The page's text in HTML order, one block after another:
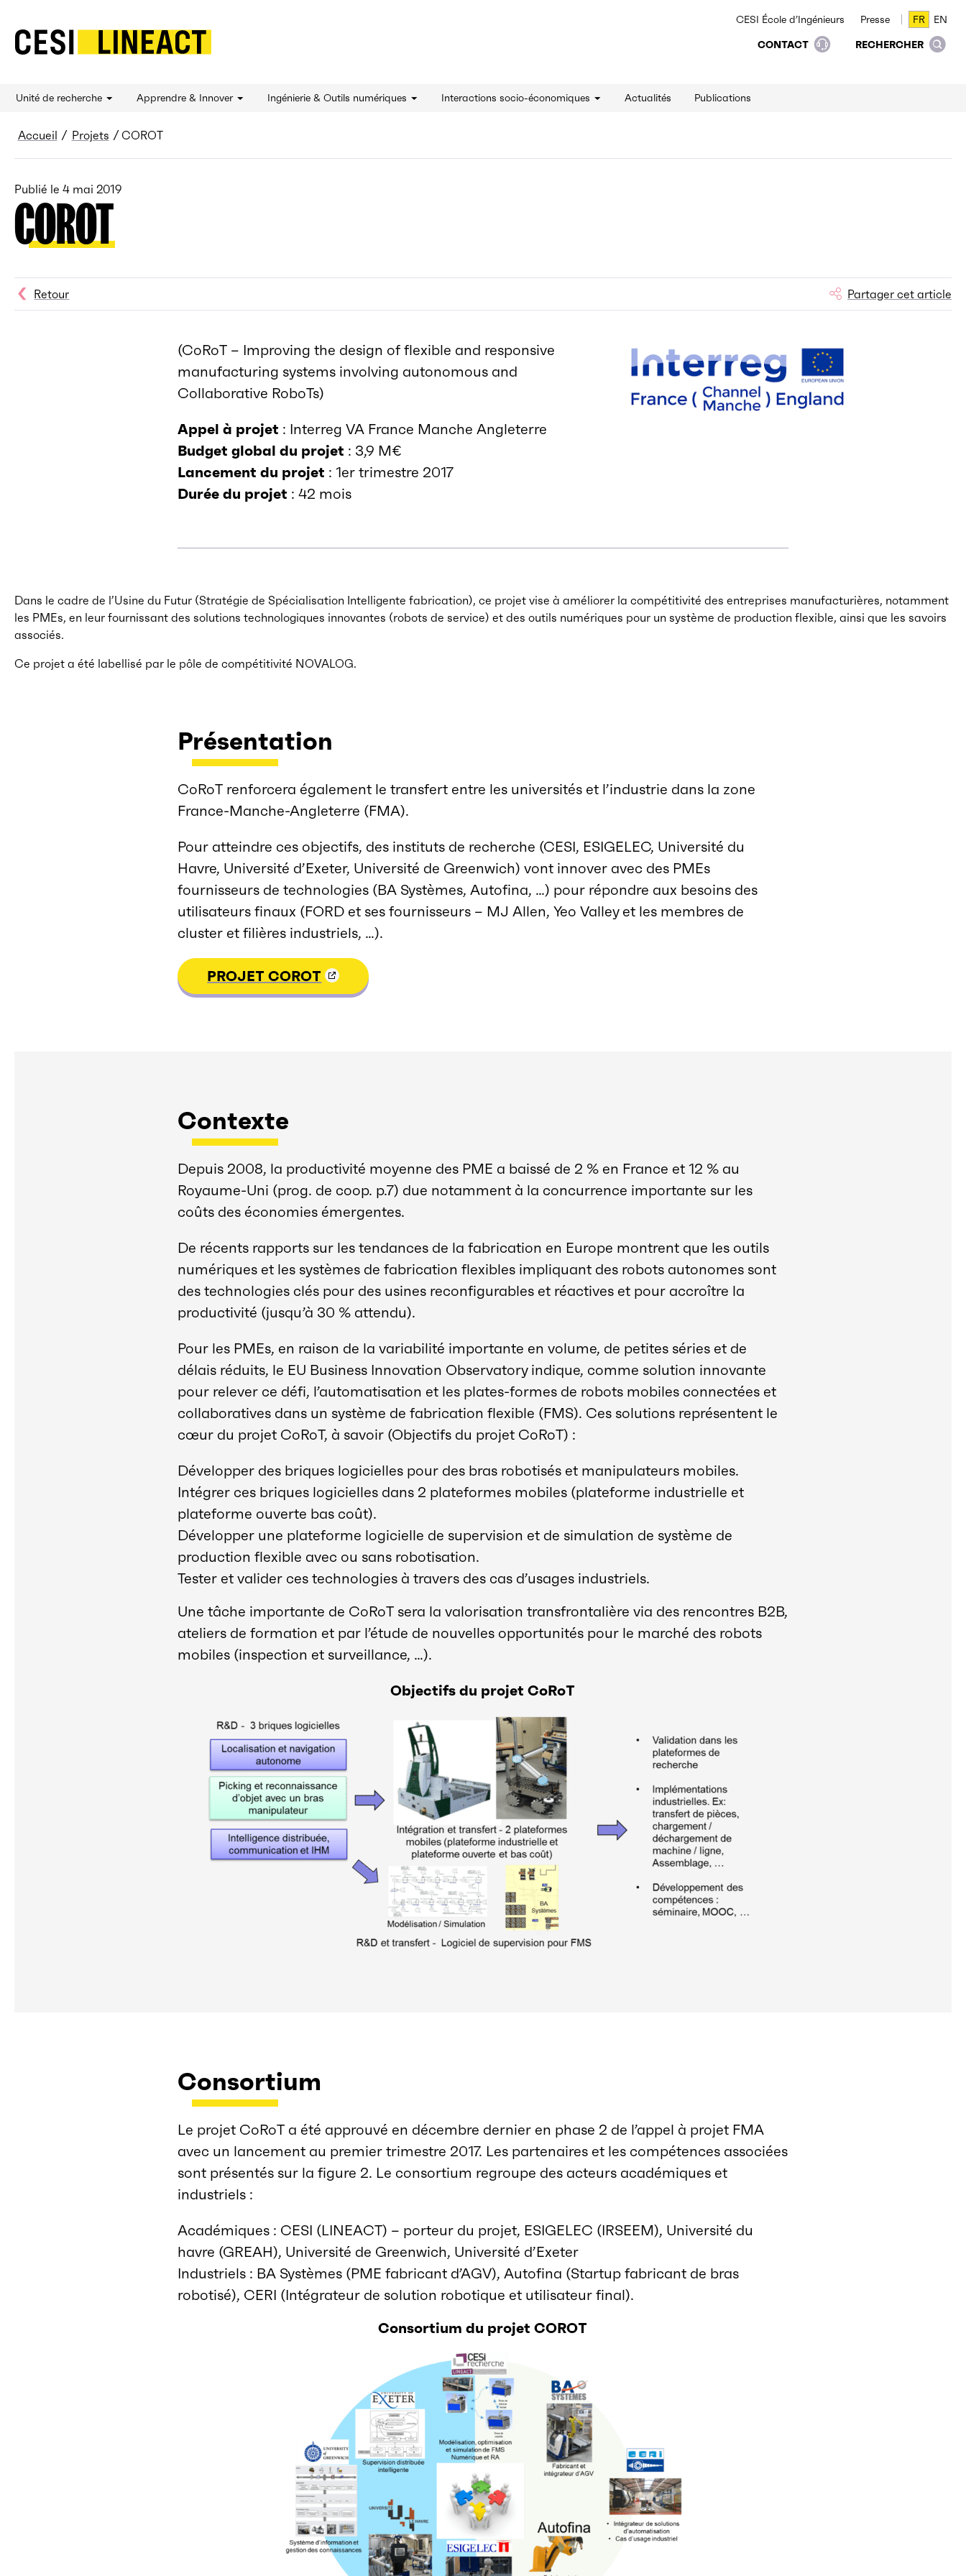
CESI LINEACT - Laboratoire de recherche et d'innovation - Accueil
CESI École d’Ingénieurs Presse FR
FR EN
EN
CONTACT
RECHERCHER
Unité de recherche Apprendre & Innover Ingénierie & Outils numériques Interactions socio-économiques Actualités Publications
Fil d’Ariane
Accueil Projets COROT
Publié le 4 mai 2019
COROT
Retour Partager cet article
(CoRoT – Improving the design of flexible and responsive
manufacturing systems involving autonomous and
Collaborative RoboTs)
Appel à projet : Interreg VA France Manche Angleterre
Budget global du projet : 3,9 M€
Lancement du projet : 1er trimestre 2017
Durée du projet : 42 mois
Dans le cadre de l’Usine du Futur (Stratégie de Spécialisation Intelligente fabrication), ce projet vise à améliorer la compétitivité des entreprises manufacturières, notamment
les PMEs, en leur fournissant des solutions technologiques innovantes (robots de service) et des outils numériques pour un système de production flexible, ainsi que les savoirs
associés.
Ce projet a été labellisé par le pôle de compétitivité NOVALOG.
Présentation
CoRoT renforcera également le transfert entre les universités et l’industrie dans la zone
France-Manche-Angleterre (FMA).
Pour atteindre ces objectifs, des instituts de recherche (CESI, ESIGELEC, Université du
Havre, Université d’Exeter, Université de Greenwich) vont innover avec des PMEs
fournisseurs de technologies (BA Systèmes, Autofina, …) pour répondre aux besoins des
utilisateurs finaux (FORD et ses fournisseurs – MJ Allen, Yeo Valley et les membres de
cluster et filières industriels, …).
PROJET COROT
Contexte
Depuis 2008, la productivité moyenne des PME a baissé de 2 % en France et 12 % au
Royaume-Uni (prog. de coop. p.7) due notamment à la concurrence importante sur les
coûts des économies émergentes.
De récents rapports sur les tendances de la fabrication en Europe montrent que les outils
numériques et les systèmes de fabrication flexibles impliquant des robots autonomes sont
des technologies clés pour des usines reconfigurables et réactives et pour accroître la
productivité (jusqu’à 30 % attendu).
Pour les PMEs, en raison de la variabilité importante en volume, de petites séries et de
délais réduits, le EU Business Innovation Observatory indique, comme solution innovante
pour relever ce défi, l’automatisation et les plates-formes de robots mobiles connectées et
collaboratives dans un système de fabrication flexible (FMS). Ces solutions représentent le
cœur du projet CoRoT, à savoir (Objectifs du projet CoRoT) :
Développer des briques logicielles pour des bras robotisés et manipulateurs mobiles.
Intégrer ces briques logicielles dans 2 plateformes mobiles (plateforme industrielle et
plateforme ouverte bas coût).
Développer une plateforme logicielle de supervision et de simulation de système de
production flexible avec ou sans robotisation.
Tester et valider ces technologies à travers des cas d’usages industriels.
Une tâche importante de CoRoT sera la valorisation transfrontalière via des rencontres B2B,
ateliers de formation et par l’étude de nouvelles opportunités pour le marché des robots
mobiles (inspection et surveillance, …).
Objectifs du projet CoRoT
Consortium
Le projet CoRoT a été approuvé en décembre dernier en phase 2 de l’appel à projet FMA
avec un lancement au premier trimestre 2017. Les partenaires et les compétences associées
sont présentés sur la figure 2. Le consortium regroupe des acteurs académiques et
industriels :
Académiques : CESI (LINEACT) – porteur du projet, ESIGELEC (IRSEEM), Université du
havre (GREAH), Université de Greenwich, Université d’Exeter
Industriels : BA Systèmes (PME fabricant d’AGV), Autofina (Startup fabricant de bras
robotisé), CERI (Intégrateur de solution robotique et utilisateur final).
Consortium du projet COROT